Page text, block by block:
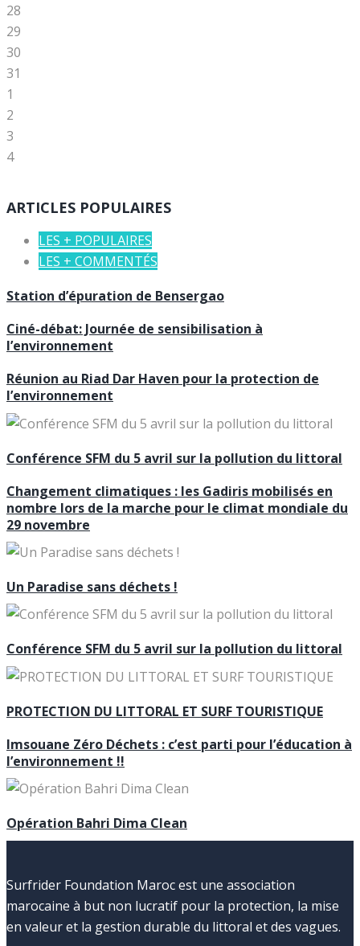
28
29
30
31
1
2
3
4
ARTICLES POPULAIRES
LES + POPULAIRES
LES + COMMENTÉS
Station d’épuration de Bensergao
Ciné-débat: Journée de sensibilisation à
l’environnement
Réunion au Riad Dar Haven pour la protection de
l’environnement
Conférence SFM du 5 avril sur la pollution du littoral
Changement climatiques : les Gadiris mobilisés en
nombre lors de la marche pour le climat mondiale du
29 novembre
Un Paradise sans déchets !
Conférence SFM du 5 avril sur la pollution du littoral
PROTECTION DU LITTORAL ET SURF TOURISTIQUE
Imsouane Zéro Déchets : c’est parti pour l’éducation à
l’environnement !!
Opération Bahri Dima Clean
Surfrider Foundation Maroc est une association
marocaine à but non lucratif pour la protection, la mise
en valeur et la gestion durable du littoral et des vagues.